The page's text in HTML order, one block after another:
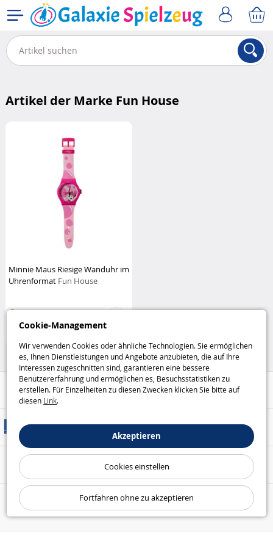
Cookie-Management
Wir verwenden Cookies oder ähnliche Technologien. Sie ermöglichen
es, Ihnen Dienstleistungen und Angebote anzubieten, die auf Ihre
Interessen zugeschnitten sind, garantieren eine bessere
Benutzererfahrung und ermöglichen es, Besuchsstatistiken zu
erstellen. Für Einzelheiten zu diesen Zwecken klicken Sie bitte auf
diesen Link.
Akzeptieren
Cookies einstellen
Fortfahren ohne zu akzeptieren
Artikel der Marke Fun House
Minnie Maus Riesige Wanduhr im
Uhrenformat Fun House
9
Hilfe / Kontakt
Versandarten
Sicheres Bezahlen
Unsere Garantien